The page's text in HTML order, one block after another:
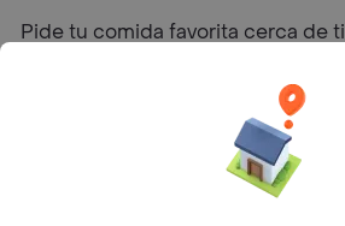
Pide tu comida favorita cerca de ti